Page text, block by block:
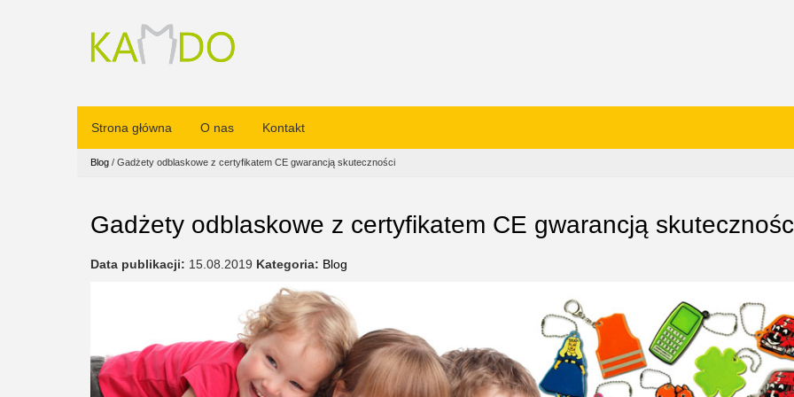
Strona główna O nas Kontakt
Blog / Gadżety odblaskowe z certyfikatem CE gwarancją skuteczności
Gadżety odblaskowe z certyfikatem CE gwarancją
Data publikacji: 15.08.2019 Kategoria: Blog